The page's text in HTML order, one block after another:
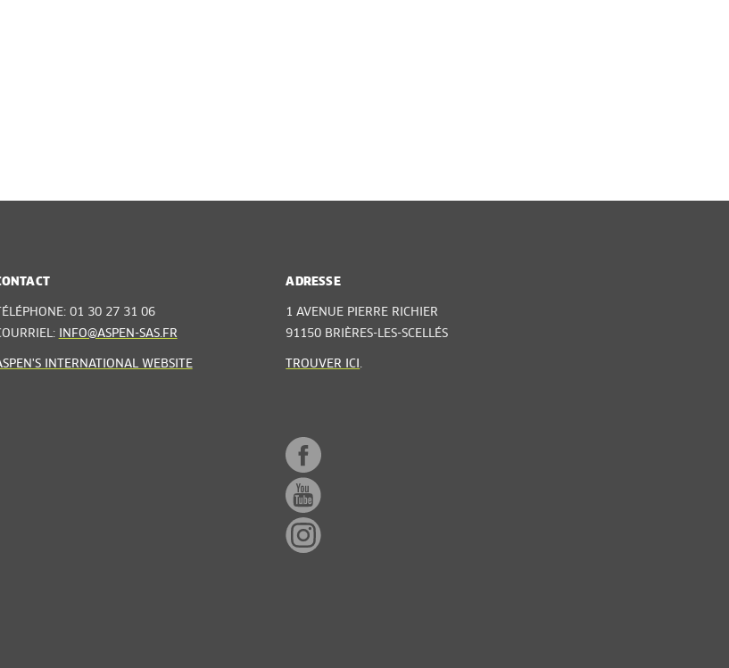
TÉLÉPHONE: 01 30 27 31 06
INFO@ASPEN-SAS.FR
INTERNATIONAL WEBSITE
ADRESSE
1 AVENUE PIERRE RICHIER
91150 BRIÈRES-LES-SCELLÉS
TROUVER ICI